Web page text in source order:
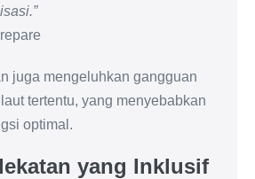
juga mengeluhkan gangguan
tertentu, yang menyebabkan
optimal.
yang Inklusif